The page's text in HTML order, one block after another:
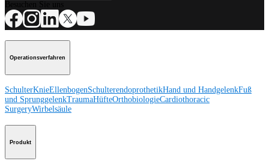
Operationsverfahren
SchulterKnieEllenbogenSchulterendoprothetikHand und HandgelenkFuß
und SprunggelenkTraumaHüfteOrthobiologieCardiothoracic
SurgeryWirbelsäule
Produkt